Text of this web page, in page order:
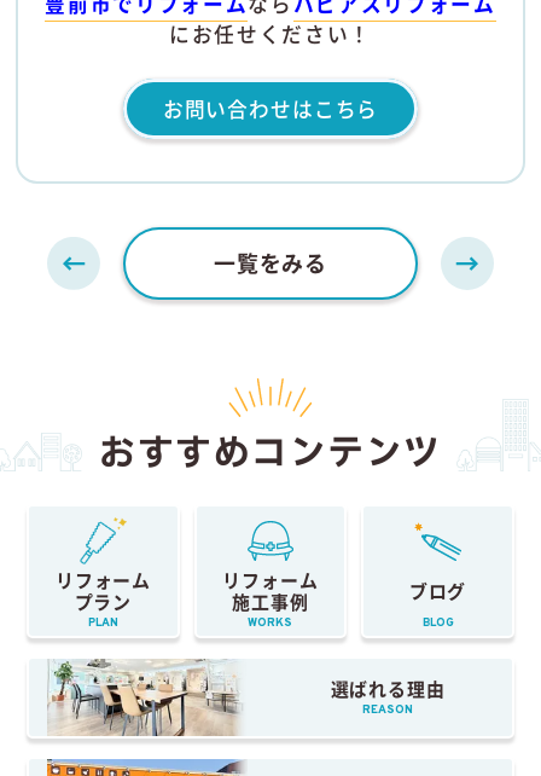
にお任せください！
お問い合わせはこちら
一覧をみる
おすすめコンテンツ
リフォーム
プラン
PLAN
リフォーム
施工事例
WORKS
ブログ
BLOG
選ばれる理由
REASON